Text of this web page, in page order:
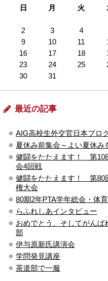
日
月 火
2
3 4
9
10 11
16
17 18
23
24 25
30
31
最近の記事
AIG高校生外交官日本プロ
夏休み前集会～よい夏休み
健闘をたたえます！ 第
会4回戦
健闘をたたえます！ 第80
権大会
80期2年PTA学年総会・
らふれしあインタビュー
おめでとう、そしてがん
部
伊与原新氏講演会
学問発見講座
茶道部で一服